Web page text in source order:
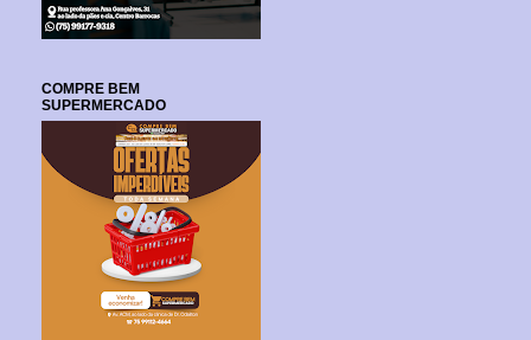
COMPRE BEM
SUPERMERCADO